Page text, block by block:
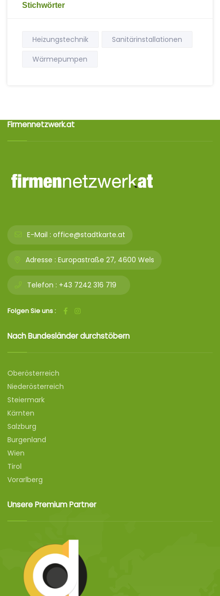
Stichwörter
Heizungstechnik
Sanitärinstallationen
Wärmepumpen
Firmennetzwerk.at
E-Mail : office@stadtkarte.at
Adresse : Europastraße 27, 4600 Wels
Telefon : +43 7242 316 719
Folgen Sie uns :
Nach Bundesländer durchstöbern
Oberösterreich
Niederösterreich
Steiermark
Kärnten
Salzburg
Burgenland
Wien
Tirol
Vorarlberg
Unsere Premium Partner